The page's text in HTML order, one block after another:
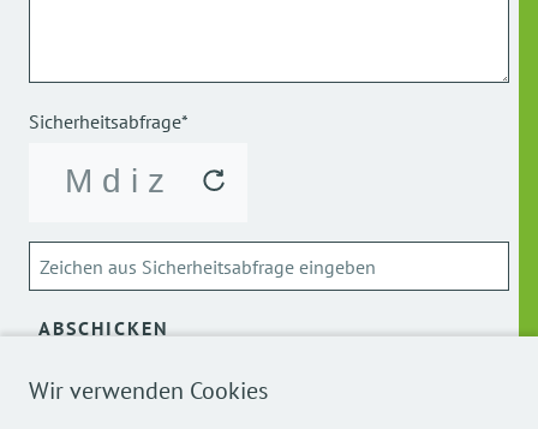
Wir verwenden Cookies
Sicherheitsabfrage*
ABSCHICKEN
Über die Verarbeitung meiner personenbezogenen Daten